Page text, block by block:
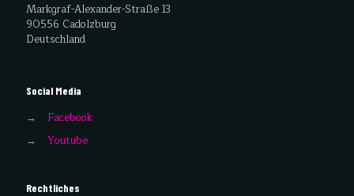
Markgraf-Alexander-Straße 13
90556 Cadolzburg
Deutschland
Social Media
→
Facebook
→
Youtube
Rechtliches